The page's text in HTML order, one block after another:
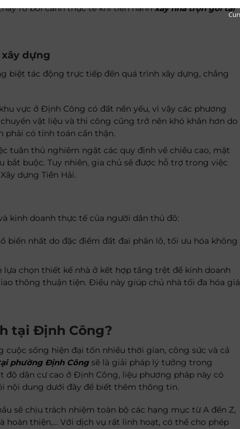
rõ bối cảnh thực tế khi tiến hànhxây nhà trọn gói tại
dựng
biệt tác động trực tiếp đến quá trình xây dựng, chẳng
vực ở Định Công có đất nền yếu, vì vậy các phương
vật liệu và thi công cũng trở nên khó khăn hơn do
phải có tính toán cẩn thận.
tuân thủ nghiêm ngặt các quy định về chiều cao, mật
bắt buộc. Tuy nhiên, gia chủ sẽ được hỗ trợ trong việc
dựng Tiền Hải.
kinh doanh thực tế của người dân thủ đô:
biến nhất do đặc điểm đất đai phân lô, tối ưu hóa không
lựa chọn thiết kế nhà ở kết hợp tầng trệt để kinh doanh
thông thuận tiện. Điều này giúp chủ nhà tối đa hóa giá
tại Định Công?
sống hiện đại tốn nhiều thời gian, công sức và cả
phường Định Công sẽ là giải pháp lý tưởng trong
dân cư cao ở Định Công, liệu phương pháp này có
nội dung dưới đây để biết thêm thông tin.
sẽ chịu trách nhiệm toàn bộ các hạng mục từ A đến Z,
thiện,… Với dịch vụ rất linh hoạt, có thể cho phép